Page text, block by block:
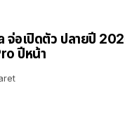
จ่อเปิดตัว ปลายปี
ปีหน้า